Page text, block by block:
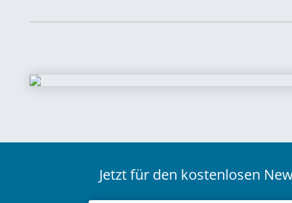
Jetzt für den kostenlosen